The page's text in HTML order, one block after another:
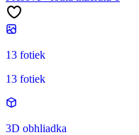
13 fotiek
13 fotiek
3D obhliadka